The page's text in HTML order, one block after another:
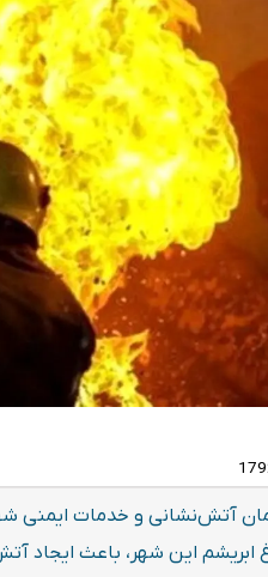
آتش‌نشانی و خدمات ایمنی
ابریشم این شهر، باعث